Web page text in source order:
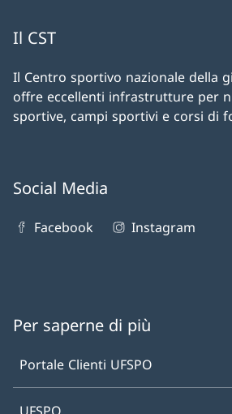
Il CST
Il Centro sportivo nazionale della
offre eccellenti infrastrutture per
sportive, campi sportivi e corsi di
Social Media
Facebook Instagram
Per saperne di più
Portale Clienti UFSPO